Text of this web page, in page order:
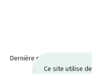
Ce site utilise
Dernière modification le